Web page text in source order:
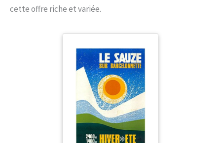
cette offre riche et variée.